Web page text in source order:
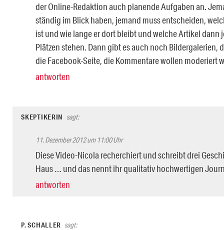
der Online-Redaktion auch planende Aufgaben an.
ständig im Blick haben, jemand muss entscheiden,
ist und wie lange er dort bleibt und welche Artikel
Plätzen stehen. Dann gibt es auch noch Bildergalerien,
die Facebook-Seite, die Kommentare wollen moderiert
antworten
SKEPTIKERIN sagt:
11. Dezember 2012 um 11:00 Uhr
Diese Video-Nicola recherchiert und schreibt drei
Haus … und das nennt ihr qualitativ hochwertigen
antworten
P. SCHALLER sagt: